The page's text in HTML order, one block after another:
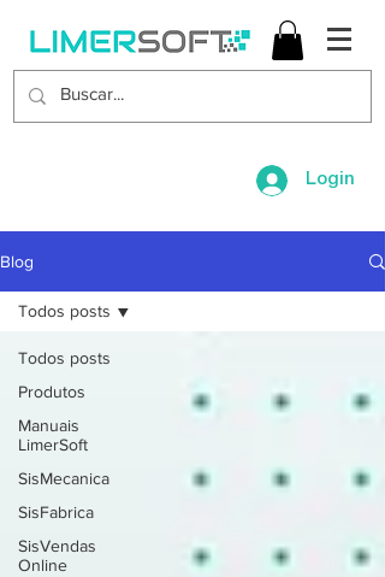
Login
Blog
Todos posts
Produtos
Manuais
LimerSoft
SisMecanica
SisFabrica
SisVendas
Online
Todos posts